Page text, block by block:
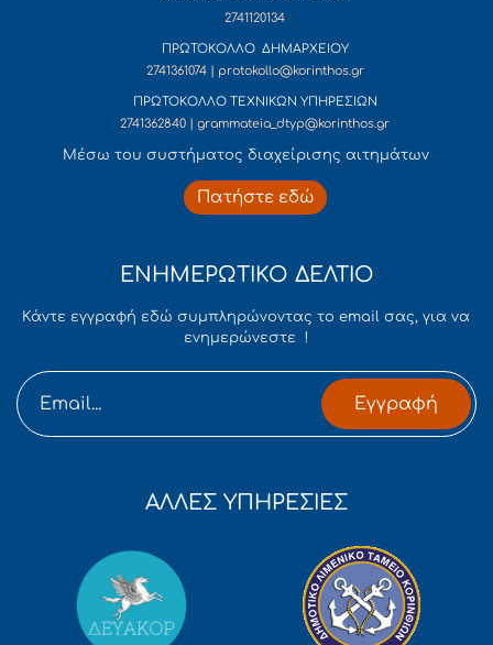
2741120134
ΠΡΩΤΟΚΟΛΛΟ ΔΗΜΑΡΧΕΙΟΥ
2741361074 | protokollo@korinthos.gr
ΠΡΩΤΟΚΟΛΛΟ ΤΕΧΝΙΚΩΝ ΥΠΗΡΕΣΙΩΝ
2741362840 | grammateia_dtyp@korinthos.gr
Mέσω του συστήματος διαχείρισης αιτημάτων
Πατήστε εδώ
ΕΝΗΜΕΡΩΤΙΚΟ ΔΕΛΤΙΟ
Κάντε εγγραφή εδώ συμπληρώνοντας το email σας, για να
ενημερώνεστε !
Εγγραφή
ΑΛΛΕΣ ΥΠΗΡΕΣΙΕΣ